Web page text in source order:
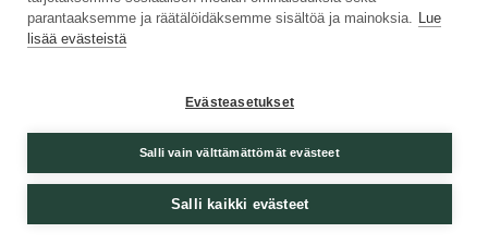
parantaaksemme ja räätälöidäksemme sisältöä ja mainoksia. Lue
lisää evästeistä
Evästeasetukset
Salli vain välttämättömät evästeet
Salli kaikki evästeet
palautetta (syke.fi)